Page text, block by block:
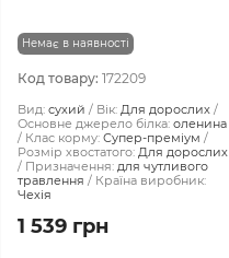
Немає в наявності
Код товару: 172209
Вид: сухий Вік: Для дорослих
Основне джерело білка: оленина
Клас корму: Супер-преміум
Розмір хвостатого: Для дорослих
Призначення: для чутливого
травлення
Країна виробник:
Чехія
1 539 грн